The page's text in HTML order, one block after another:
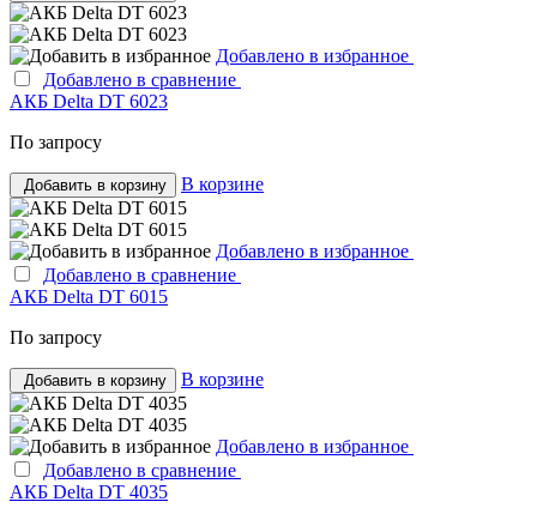
Добавлено в избранное
Добавлено в сравнение
АКБ Delta DT 6023
По запросу
Добавить в корзину В корзине
Добавлено в избранное
Добавлено в сравнение
АКБ Delta DT 6015
По запросу
Добавить в корзину В корзине
Добавлено в избранное
Добавлено в сравнение
АКБ Delta DT 4035